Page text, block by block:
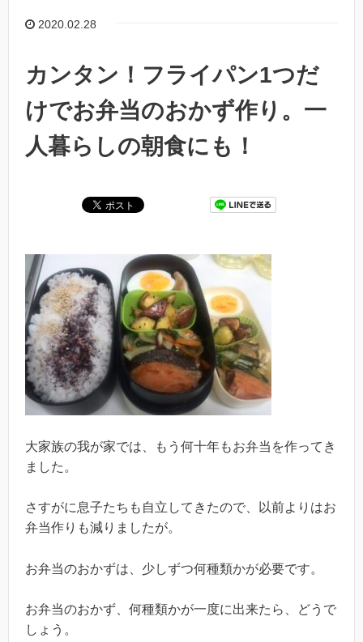
2020.02.28
カンタン！フライパン1つだ
けでお弁当のおかず作り。一
人暮らしの朝食にも！
大家族の我が家では、もう何十年もお弁当を作ってき
ました。
さすがに息子たちも自立してきたので、以前よりはお
弁当作りも減りましたが。
お弁当のおかずは、少しずつ何種類かが必要です。
お弁当のおかず、何種類かが一度に出来たら、どうで
しょう。